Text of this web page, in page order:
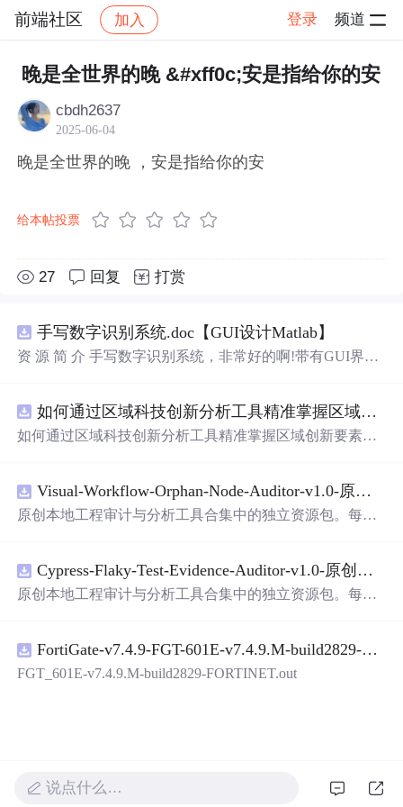
前端社区 加入 登录 频道
社区 前端社区 感慨 帖子详情
晚是全世界的晚 &#xff0c;安是指给你的安
cbdh2637
2025-06-04
晚是全世界的晚 ，安是指给你的安
给本帖投票
27 回复 打赏
手写数字识别系统.doc【GUI设计Matlab】
资 源 简 介 手写数字识别系统，非常好的啊!带有GUI界
带有直观的图形用户界面（GUI），非常容易使用。你只
需要将手写数字输入系统，它将立即给出准确的识别结
是一个非常方便和实用的工具，你一定会喜欢它的！
如何通过区域科技创新分析工具精准掌握区域创新要素分布与产业链融合现状？.docx
如何通过区域科技创新分析工具精准掌握区域创新要素分
Visual-Workflow-Orphan-Node-Auditor-v1.0-原创源码与文档.zip
原创本地工程审计与分析工具合集中的独立资源包。每个
README、运行说明、功能清单、MIT License及原创与授
权声明。解压后进入project目录，执行npm test验证算法，
目源码、Logo、官方截图、论文、生产日志或其他受限素
材。适合前端开发、AI应用工程、测试审计和课程实践。
Cypress-Flaky-Test-Evidence-Auditor-v1.0-原创源码与文档.zip
原创本地工程审计与分析工具合集中的独立资源包。每个
README、运行说明、功能清单、MIT License及原创与授
权声明。解压后进入project目录，执行npm test验证算法，
FortiGate-v7.4.9-FGT-601E-v7.4.9.M-build2829-FORTINET.out
FGT_601E-v7.4.9.M-build2829-FORTINET.out
说点什么…